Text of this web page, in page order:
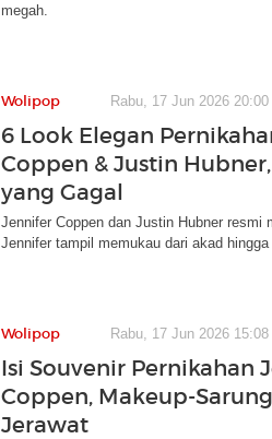
megah.
Wolipop Rabu, 17 Jun 2026 20:00
6 Look Elegan
Coppen & Justin
yang Gagal
Jennifer Coppen dan Justin Hubner resmi
Jennifer tampil memukau dari akad
Wolipop Rabu, 17 Jun 2026 15:08
Isi Souvenir Pernikahan
Coppen, Makeup-
Jerawat